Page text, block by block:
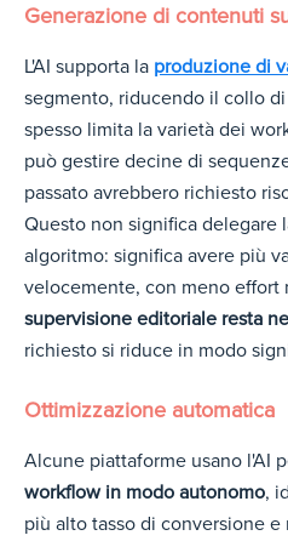
Generazione di contenuti
L'AI supporta la produzione di
segmento, riducendo il collo
spesso limita la varietà dei
può gestire decine di
passato avrebbero richiesto
Questo non significa delegare
algoritmo: significa avere più
velocemente, con meno effort
supervisione editoriale resta
richiesto si riduce in modo
Ottimizzazione automatica
Alcune piattaforme usano l'AI
workflow in modo autonomo,
più alto tasso di conversione